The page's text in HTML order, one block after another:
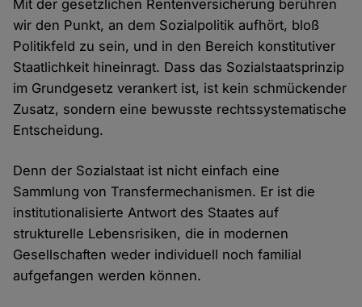
Mit der gesetzlichen Rentenversicherung berühren
wir den Punkt, an dem Sozialpolitik aufhört, bloß
Politikfeld zu sein, und in den Bereich konstitutiver
Staatlichkeit hineinragt. Dass das Sozialstaatsprinzip
im Grundgesetz verankert ist, ist kein schmückender
Zusatz, sondern eine bewusste rechtssystematische
Entscheidung.
Denn der Sozialstaat ist nicht einfach eine
Sammlung von Transfermechanismen. Er ist die
institutionalisierte Antwort des Staates auf
strukturelle Lebensrisiken, die in modernen
Gesellschaften weder individuell noch familial
aufgefangen werden können.